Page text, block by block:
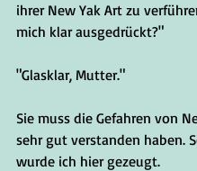
ihrer New Yak Art zu
mich klar ausgedrückt?"
"Glasklar, Mutter."
Sie muss die Gefahren von
sehr gut verstanden haben.
wurde ich hier gezeugt.